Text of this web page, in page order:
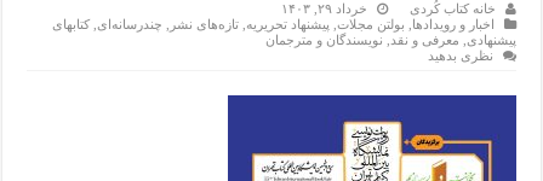
خانه کتاب کُردی
خرداد ۲۹, ۱۴۰۳
اخبار و رویدادها
بولتن مجلات پیشنهاد تحریریه ,تازەهای نشر چندرسانه‌ای ,کتابهای
پیشنهادی
معرفی و نقد
نویسندگان و مترجمان
نظری بدهید